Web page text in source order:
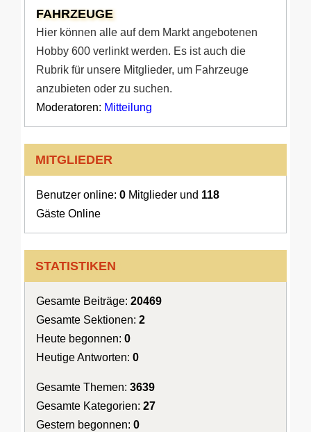
FAHRZEUGE
Hier können alle auf dem Markt angebotenen
Hobby 600 verlinkt werden. Es ist auch die
Rubrik für unsere Mitglieder, um Fahrzeuge
anzubieten oder zu suchen.
Moderatoren: Mitteilung
MITGLIEDER
Benutzer online: 0 Mitglieder und 118
Gäste Online
STATISTIKEN
Gesamte Beiträge: 20469
Gesamte Sektionen: 2
Heute begonnen: 0
Heutige Antworten: 0
Gesamte Themen: 3639
Gesamte Kategorien: 27
Gestern begonnen: 0